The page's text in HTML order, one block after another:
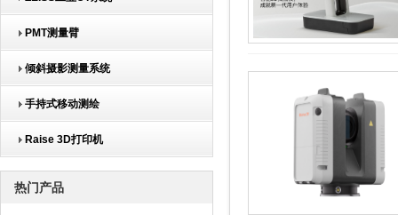
PMT测量臂
倾斜摄影测量系统
手持式移动测绘
Raise 3D打印机
热门产品